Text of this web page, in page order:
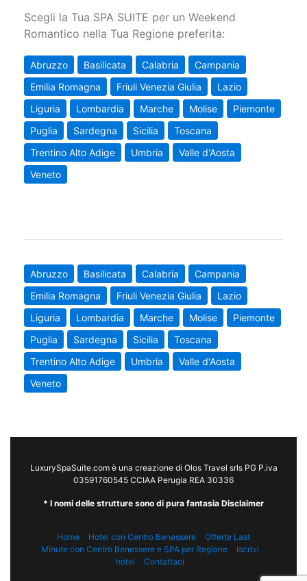
Scegli la Tua SPA SUITE per un Weekend
Romantico nella Tua Regione preferita:
Abruzzo Basilicata Calabria
Campania
Emilia Romagna
Friuli Venezia Giulia
Lazio
Liguria
Lombardia Marche Molise
Piemonte
Puglia
Sardegna Sicilia
Toscana
Trentino Alto Adige
Umbria
Valle d'Aosta
Veneto
Abruzzo Basilicata Calabria
Campania
Emilia Romagna
Friuli Venezia Giulia
Lazio
Liguria
Lombardia Marche Molise
Piemonte
Puglia
Sardegna Sicilia
Toscana
Trentino Alto Adige
Umbria
Valle d'Aosta
Veneto
LuxurySpaSuite.com è una creazione di Olos Travel srls PG P.iva
03591760545 CCIAA Perugia REA 30336
* I nomi delle strutture sono di pura fantasia Disclaimer
Home Hotel con Centro Benessere
Offerte Last
Minute con Centro Benessere e SPA per Regione
Iscrivi
hotel
Contattaci